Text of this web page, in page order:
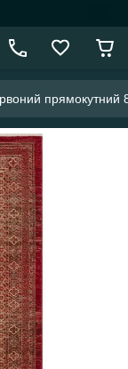
прямокутний